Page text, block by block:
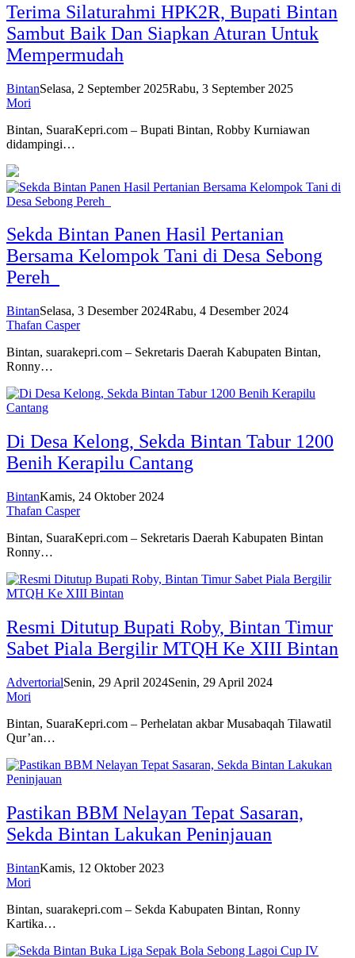
Terima Silaturahmi HPK2R, Bupati Bintan
Sambut Baik Dan Siapkan Aturan Untuk
Mempermudah
BintanSelasa, 2 September 2025Rabu, 3 September 2025
Mori
Bintan, SuaraKepri.com – Bupati Bintan, Robby Kurniawan
didampingi…
Sekda Bintan Panen Hasil Pertanian
Bersama Kelompok Tani di Desa Sebong
Pereh
BintanSelasa, 3 Desember 2024Rabu, 4 Desember 2024
Thafan Casper
Bintan, suarakepri.com – Sekretaris Daerah Kabupaten Bintan,
Ronny…
Di Desa Kelong, Sekda Bintan Tabur 1200
Benih Kerapilu Cantang
BintanKamis, 24 Oktober 2024
Thafan Casper
Bintan, SuaraKepri.com – Sekretaris Daerah Kabupaten Bintan
Ronny…
Resmi Ditutup Bupati Roby, Bintan Timur
Sabet Piala Bergilir MTQH Ke XIII Bintan
AdvertorialSenin, 29 April 2024Senin, 29 April 2024
Mori
Bintan, SuaraKepri.com – Perhelatan akbar Musabaqah Tilawatil
Qur’an…
Pastikan BBM Nelayan Tepat Sasaran,
Sekda Bintan Lakukan Peninjauan
BintanKamis, 12 Oktober 2023
Mori
Bintan, suarakepri.com – Sekda Kabupaten Bintan, Ronny
Kartika…